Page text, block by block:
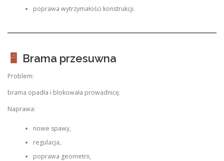
poprawa wytrzymałości konstrukcji.
Brama przesuwna
Problem:
brama opadła i blokowała prowadnicę.
Naprawa:
nowe spawy,
regulacja,
poprawa geometrii,